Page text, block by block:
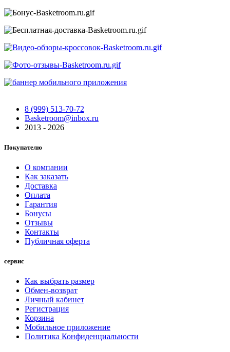
8 (999) 513-70-72
Basketroom@inbox.ru
2013 - 2026
Покупателю
О компании
Как заказать
Доставка
Оплата
Гарантия
Бонусы
Отзывы
Контакты
Публичная оферта
сервис
Как выбрать размер
Обмен-возврат
Личный кабинет
Регистрация
Корзина
Мобильное приложение
Политика Конфиденциальности